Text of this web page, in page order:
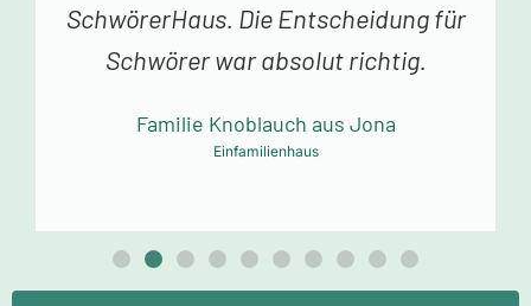
Jedes Betreten begeistert uns. Vielen
Dank an das Schwörer-Team für die
Familie Mollowitz aus Eitorf-Mühleip